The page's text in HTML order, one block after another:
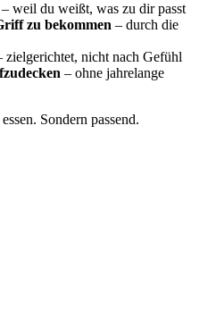
– weil du weißt, was zu dir passt
zu bekommen – durch die
zielgerichtet, nicht nach Gefühl
– ohne jahrelange
Sondern passend.